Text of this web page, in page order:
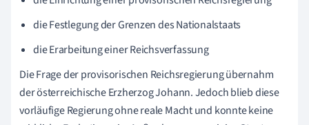
die Festlegung der Grenzen des Nationalstaats
die Erarbeitung einer Reichsverfassung
Die Frage der provisorischen Reichsregierung übernahm
der österreichische Erzherzog Johann. Jedoch blieb diese
vorläufige Regierung ohne reale Macht und konnte keine